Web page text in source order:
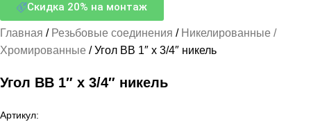
Скидка 20% на монтаж
Главная Резьбовые соединения
Никелированные /
Хромированные
Угол ВВ 1″ х 3/4″ никель
Угол ВВ 1″ х 3/4″ никель
Артикул: